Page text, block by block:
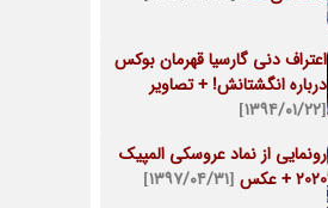
اعتراف دنی گارسیا قهرمان بوکس
درباره انگشتانش! + تصاویر
[۱۳۹۴/۰۱/۲۲]
رونمایی از نماد عروسکی المپیک
2020 + عکس
[۱۳۹۷/۰۴/۳۱]